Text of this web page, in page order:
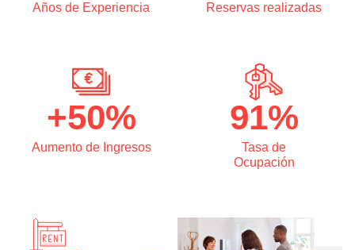
Años de Experiencia Reservas realizadas
+50%
Aumento de Ingresos
91%
Tasa de
Ocupación